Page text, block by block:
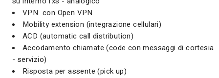
VPN con Open VPN
Mobility extension (integrazione cellulari)
ACD (automatic call distribution)
Accodamento chiamate (code con messaggi di cortesia
- servizio)
Risposta per assente (pick up)